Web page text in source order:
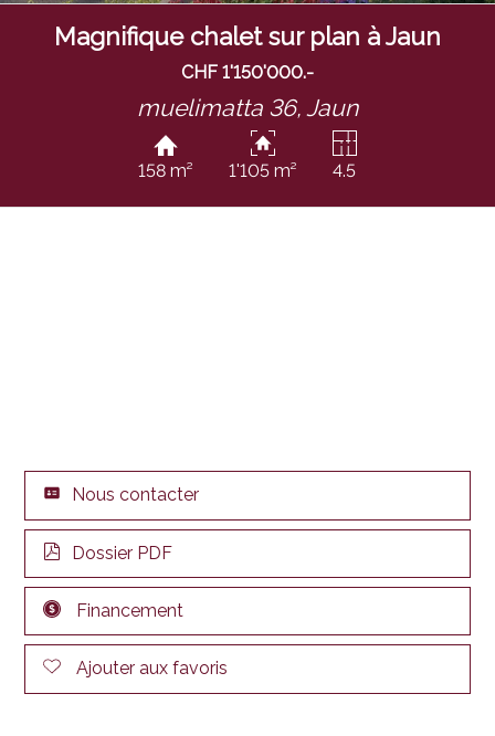
Magnifique chalet sur plan à Jaun
CHF 1'150'000.-
muelimatta 36, Jaun
158 m² 1'105 m² 4.5
Nous contacter
Dossier PDF
Financement
Ajouter aux favoris